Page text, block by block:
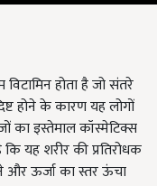
विटामिन होता है जो संतरे
होने के कारण यह लोगों
का इस्तेमाल कॉस्मेटिक्स
यह शरीर की प्रतिरोधक
और ऊर्जा का स्तर ऊंचा